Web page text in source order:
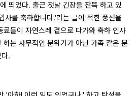
띄었다. 출근 첫날 긴장을 잔뜩 하고 있
사를 축하합니다.’라는 글이 적힌 풍선을
료들이 자연스레 곁으로 다가와 축하 인사
하는 사무적인 분위기가 아닌 가족 같은 분
.